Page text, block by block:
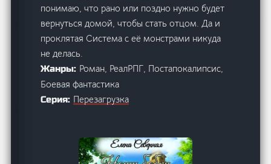
понимаю, что рано или поздно нужно будет
вернуться домой, чтобы стать отцом. Да и
проклятая Система с её монстрами никуда
не делась.
Жанры: Роман, РеалРПГ, Постапокалипсис,
Боевая фантастика
Серия: Перезагрузка